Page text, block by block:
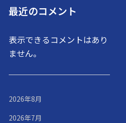
最近のコメント
表示できるコメントはあり
ません。
2026年8月
2026年7月